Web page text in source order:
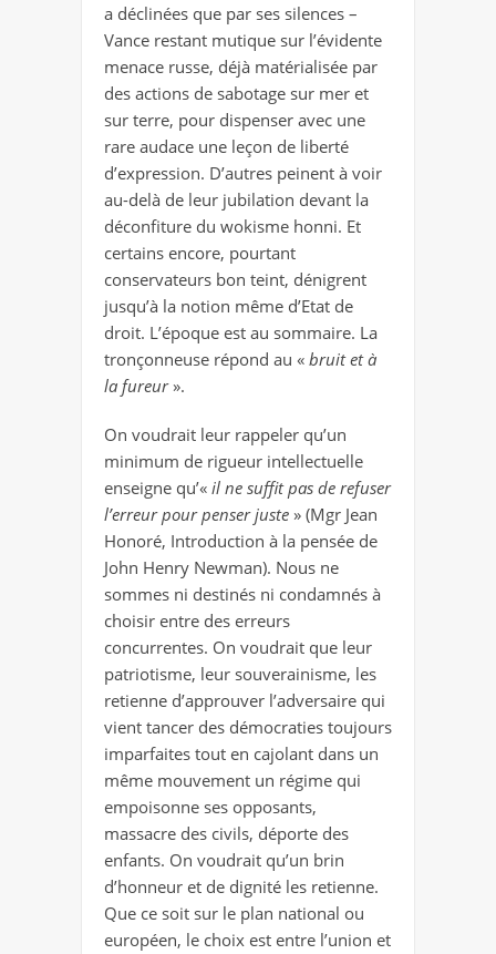
a déclinées que par ses silences –
Vance restant mutique sur l’évidente
menace russe, déjà matérialisée par
des actions de sabotage sur mer et
sur terre, pour dispenser avec une
rare audace une leçon de liberté
d’expression. D’autres peinent à voir
au-delà de leur jubilation devant la
déconfiture du wokisme honni. Et
certains encore, pourtant
conservateurs bon teint, dénigrent
jusqu’à la notion même d’Etat de
droit. L’époque est au sommaire. La
tronçonneuse répond au « bruit et à
la fureur».
On voudrait leur rappeler qu’un
minimum de rigueur intellectuelle
enseigne qu’« il ne suffit pas de refuser
l’erreur pour penser juste » (Mgr Jean
Honoré, Introduction à la pensée de
John Henry Newman). Nous ne
sommes ni destinés ni condamnés à
choisir entre des erreurs
concurrentes. On voudrait que leur
patriotisme, leur souverainisme, les
retienne d’approuver l’adversaire qui
vient tancer des démocraties toujours
imparfaites tout en cajolant dans un
même mouvement un régime qui
empoisonne ses opposants,
massacre des civils, déporte des
enfants. On voudrait qu’un brin
d’honneur et de dignité les retienne.
Que ce soit sur le plan national ou
européen, le choix est entre l’union et